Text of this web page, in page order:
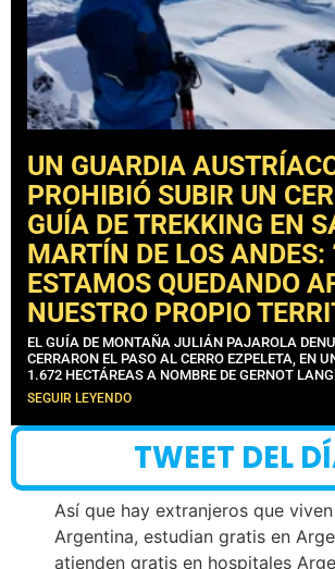
UN GUARDIA
PROHIBIÓ SUBIR UN
GUÍA DE TREKKING EN
MARTÍN DE LOS ANDES:
ESTAMOS QUEDANDO
NUESTRO PROPIO
EL GUÍA DE MONTAÑA JULIÁN PAJAROLA
CERRARON EL PASO AL CERRO EZPELETA, EN
1.672 HECTÁREAS A NOMBRE DE GERNOT
SEGUIR LEYENDO
TWEET DEL
Así que hay extranjeros que
Argentina, estudian gratis en
atienden gratis en hospitales